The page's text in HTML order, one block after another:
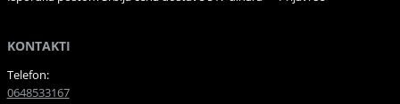
KONTAKTI
Telefon:
0648533167